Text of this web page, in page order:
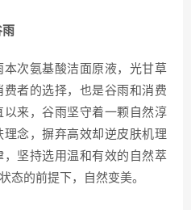
本次氨基酸洁面原液，光甘草
者的选择，也是谷雨和消费
来，谷雨坚守着一颗自然淳
念，摒弃高效却逆皮肤机理
坚持选用温和有效的自然萃
态的前提下，自然变美。